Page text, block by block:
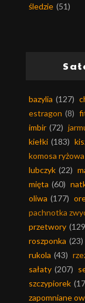
śledzie (51)
bazylia (127)
estragon (8)
imbir (72)
kiełki (183)
komosa ryżowa
lubczyk (22)
mięta (60)
oliwa (177)
pachnotka
przetwory
roszponka (23)
rukola (43)
sałaty (207)
szczypiorek
zapomniane